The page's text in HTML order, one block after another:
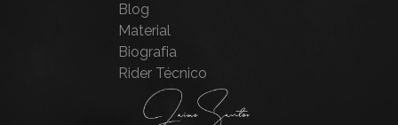
Blog
Material
Biografia
Rider Técnico